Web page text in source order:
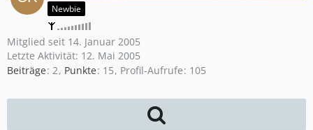
Newbie
Mitglied seit 14. Januar 2005
Letzte Aktivität: 12. Mai 2005
Beiträge 2 Punkte 15 Profil-Aufrufe 105